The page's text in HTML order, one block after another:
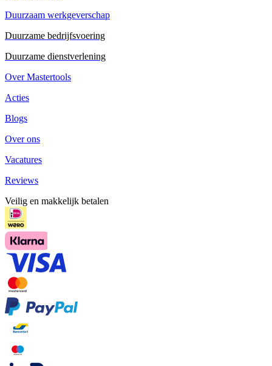
Duurzaam werkgeverschap
Duurzame bedrijfsvoering
Duurzame dienstverlening
Over Mastertools
Acties
Blogs
Over ons
Vacatures
Reviews
Veilig en makkelijk betalen